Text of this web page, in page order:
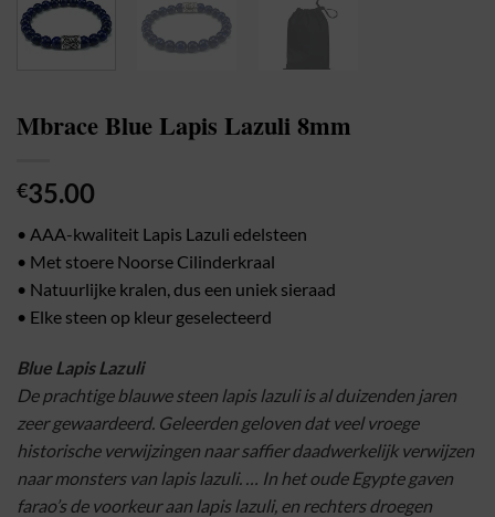
Mbrace Blue Lapis Lazuli 8mm
€35.00
• AAA-kwaliteit Lapis Lazuli edelsteen
• Met stoere Noorse Cilinderkraal
• Natuurlijke kralen, dus een uniek sieraad
• Elke steen op kleur geselecteerd
Blue Lapis Lazuli
De prachtige blauwe steen lapis lazuli is al duizenden jaren
zeer gewaardeerd. Geleerden geloven dat veel vroege
historische verwijzingen naar saffier daadwerkelijk verwijzen
naar monsters van lapis lazuli. … In het oude Egypte gaven
farao’s de voorkeur aan lapis lazuli, en rechters droegen